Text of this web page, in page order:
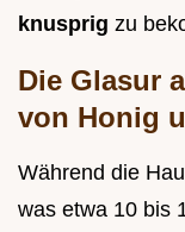
knusprig zu
Die Glasur
von Honig
Während die
was etwa 10 bis